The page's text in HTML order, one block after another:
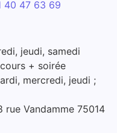
40 47 63 69
jeudi, samedi
+ soirée
mercredi, jeudi ;
rue Vandamme 75014